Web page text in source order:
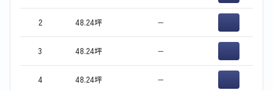
2 48.24坪 −
3 48.24坪 −
4 48.24坪 −